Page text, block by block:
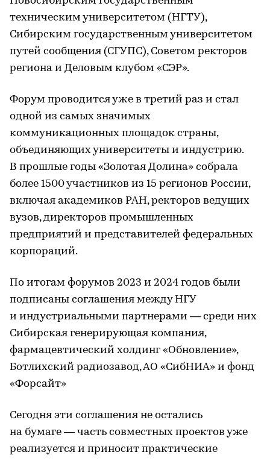
техническим университетом (НГТУ),
Сибирским государственным университетом
путей сообщения (СГУПС), Советом ректоров
региона и Деловым клубом «СЭР».
Форум проводится уже в третий раз и стал
одной из самых значимых
коммуникационных площадок страны,
объединяющих университеты и индустрию.
В прошлые годы «Золотая Долина» собрала
более 1500 участников из 15 регионов России,
включая академиков РАН, ректоров ведущих
вузов, директоров промышленных
предприятий и представителей федеральных
корпораций.
По итогам форумов 2023 и 2024 годов были
подписаны соглашения между НГУ
и индустриальными партнерами — среди них
Сибирская генерирующая компания,
фармацевтический холдинг «Обновление»,
Ботлихский радиозавод, АО «СибНИА» и фонд
«Форсайт»
Сегодня эти соглашения не остались
на бумаге — часть совместных проектов уже
реализуется и приносит практические